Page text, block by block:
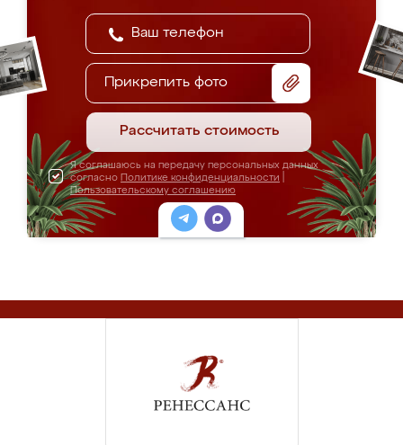
Прикрепить фото
Рассчитать стоимость
Я соглашаюсь на передачу персональных данных
согласно Политике конфиденциальности
Пользовательскому соглашению